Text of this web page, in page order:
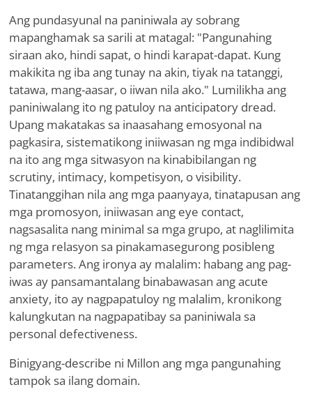
Ang pundasyunal na paniniwala ay sobrang
mapanghamak sa sarili at matagal: "Pangunahing
siraan ako, hindi sapat, o hindi karapat-dapat. Kung
makikita ng iba ang tunay na akin, tiyak na tatanggi,
tatawa, mang-aasar, o iiwan nila ako." Lumilikha ang
paniniwalang ito ng patuloy na anticipatory dread.
Upang makatakas sa inaasahang emosyonal na
pagkasira, sistematikong iniiwasan ng mga indibidwal
na ito ang mga sitwasyon na kinabibilangan ng
scrutiny, intimacy, kompetisyon, o visibility.
Tinatanggihan nila ang mga paanyaya, tinatapusan ang
mga promosyon, iniiwasan ang eye contact,
nagsasalita nang minimal sa mga grupo, at naglilimita
ng mga relasyon sa pinakamasegurong posibleng
parameters. Ang ironya ay malalim: habang ang pag-
iwas ay pansamantalang binabawasan ang acute
anxiety, ito ay nagpapatuloy ng malalim, kronikong
kalungkutan na nagpapatibay sa paniniwala sa
personal defectiveness.
Binigyang-describe ni Millon ang mga pangunahing
tampok sa ilang domain.